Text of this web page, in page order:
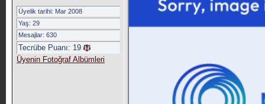
Üyelik tarihi: Mar 2008
Yaş: 29
Mesajlar: 630
Tecrübe Puanı: 19
Üyenin Fotoğraf Albümleri